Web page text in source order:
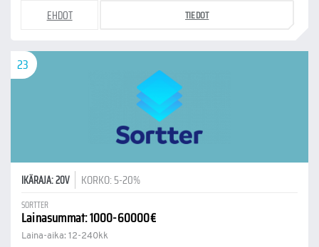
EHDOT TIEDOT
23
IKÄRAJA: 20V KORKO: 5-20%
SORTTER
Lainasummat: 1000-60000€
Laina-aika: 12-240kk